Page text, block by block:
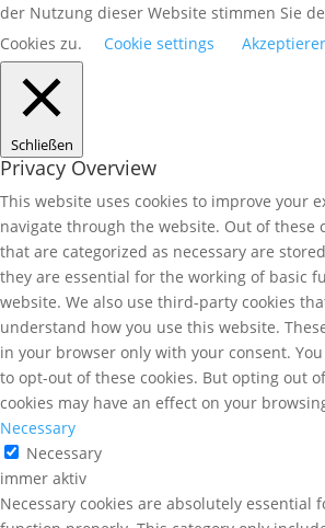
der Nutzung dieser Website stimmen Sie
Cookies zu.
Cookie settings
Schließen
Privacy Overview
This website uses cookies to improve your
navigate through the website. Out of these
that are categorized as necessary are
they are essential for the working of basic
website. We also use third-party cookies
understand how you use this website.
in your browser only with your consent.
to opt-out of these cookies. But opting out
cookies may have an effect on your
Necessary
Necessary
immer aktiv
Necessary cookies are absolutely essential